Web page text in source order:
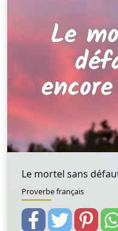
Le mortel sans
Proverbe français